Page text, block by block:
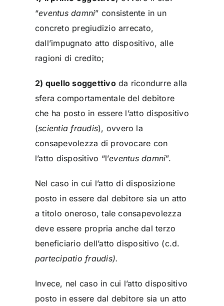
“eventus damni” consistente in un
concreto pregiudizio arrecato,
dall’impugnato atto dispositivo, alle
ragioni di credito;
2) quello soggettivoda ricondurre alla
sfera comportamentale del debitore
che ha posto in essere l’atto dispositivo
(scientia fraudis), ovvero la
consapevolezza di provocare con
l’atto dispositivo “l’eventus damni”.
Nel caso in cui l’atto di disposizione
posto in essere dal debitore sia un atto
a titolo oneroso, tale consapevolezza
deve essere propria anche dal terzo
beneficiario dell’atto dispositivo (c.d.
partecipatio fraudis).
Invece, nel caso in cui l’atto dispositivo
posto in essere dal debitore sia un atto